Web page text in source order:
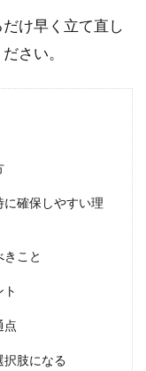
け早く立て直し
さい。
確保しやすい理
こと
点
択肢になる